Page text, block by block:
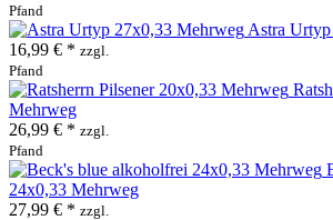
Pfand
Astra
16,99 € * zzgl.
Pfand
Mehrweg
26,99 € * zzgl.
Pfand
24x0,33 Mehrweg
27,99 € * zzgl.